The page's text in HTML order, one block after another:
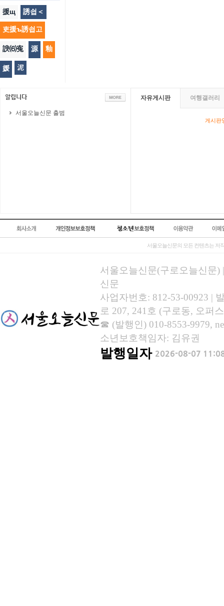
援щ 誘쇱＜
吏援ъ誘쇱고
諛⑹寃 源 釉
媛 泥
서울오늘신문 출범
자유게시판 여행갤러리
게시판
서울오늘신문의 모든 컨텐츠는 저
서울오늘신문(구로오늘신문)
신문
사업자번호: 812-53-00923 |
로 207, 241호 (구로동, 오퍼
☎ (발행인) 010-8553-9979,
소년보호책임자: 김유권
발행일자